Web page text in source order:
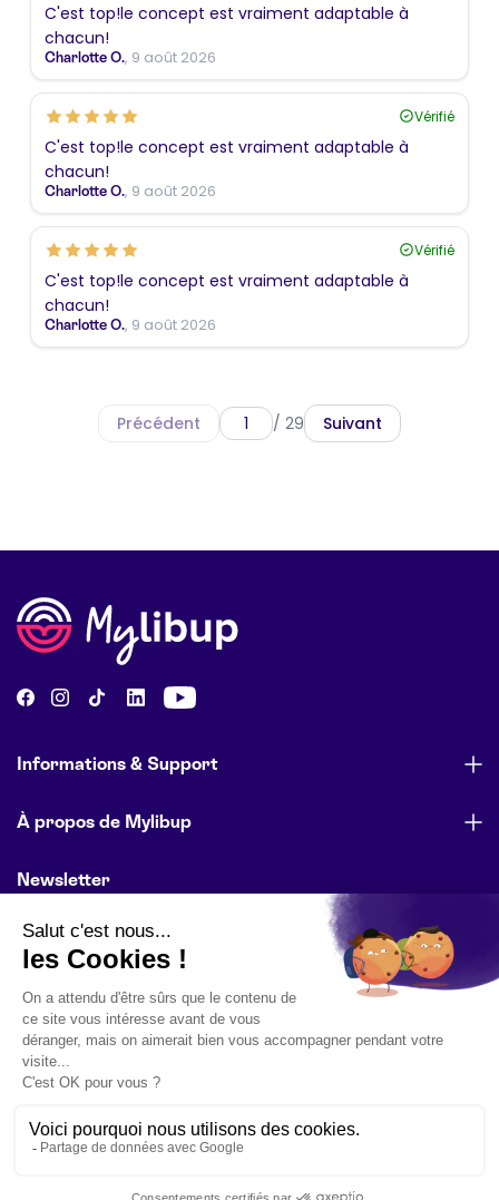
C'est top!le concept est vraiment adaptable à
chacun!
Charlotte O., 9 août 2026
Vérifié
C'est top!le concept est vraiment adaptable à
chacun!
Charlotte O., 9 août 2026
Vérifié
C'est top!le concept est vraiment adaptable à
chacun!
Charlotte O., 9 août 2026
Précédent / 29 Suivant
Informations & Support
À propos de Mylibup
Newsletter
Abonnez-vous pour être informé des lancements de produits,
des offres spéciales et des actualités de l’entreprise.
E-mail